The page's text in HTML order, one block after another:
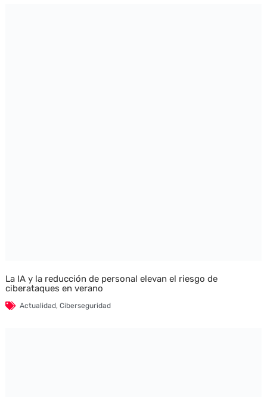
La IA y la reducción de personal elevan el riesgo de
ciberataques en verano
Actualidad, Ciberseguridad